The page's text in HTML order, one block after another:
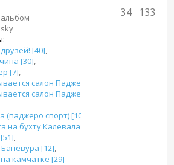
[40],
[30],
[7],
салон Паджеро 2 для сна [13]
салон Паджеро 2 короткого для сна
(паджеро спорт) [10]
на бухту Калевала [66]
,
[12],
камчатке [29]
133
34